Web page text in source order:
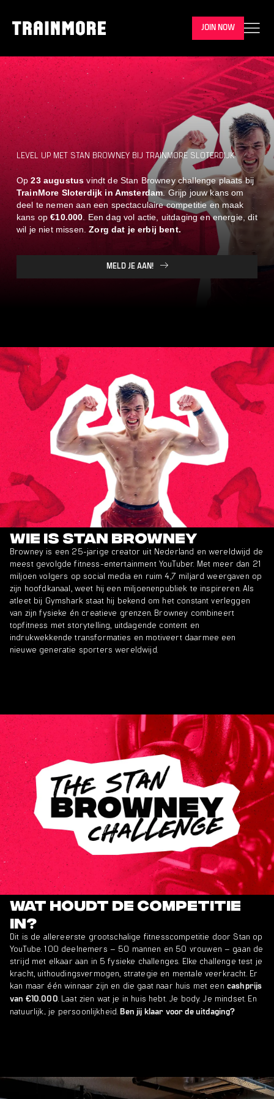
JOIN NOW
LEVEL UP MET STAN BROWNEY BIJ TRAINMORE SLOTERDIJK
Op23 augustus vindt de Stan Browney challenge plaats bij
TrainMore Sloterdijk in Amsterdam . Grijp jouw kans om
deel te nemen aan een spectaculaire competitie en maak
kans op€10.000 . Een dag vol actie, uitdaging en energie, dit
wil je niet missen.Zorg dat je erbij bent.
MELD JE AAN!
Wie is Stan Browney
Browney is een 25-jarige creator uit Nederland en wereldwijd de
meest gevolgde fitness-entertainment YouTuber. Met meer dan 21
miljoen volgers op social media en ruim 4,7 miljard weergaven op
zijn hoofdkanaal, weet hij een miljoenenpubliek te inspireren. Als
atleet bij Gymshark staat hij bekend om het constant verleggen
van zijn fysieke én creatieve grenzen. Browney combineert
topfitness met storytelling, uitdagende content en
indrukwekkende transformaties en motiveert daarmee een
nieuwe generatie sporters wereldwijd.
Wat houdt de competitie
in?
Dit is de allereerste grootschalige fitnesscompetitie door Stan op
YouTube. 100 deelnemers – 50 mannen en 50 vrouwen – gaan de
strijd met elkaar aan in 5 fysieke challenges. Elke challenge test je
kracht, uithoudingsvermogen, strategie en mentale veerkracht. Er
kan maar één winnaar zijn en die gaat naar huis met een cashprijs
van €10.000 . Laat zien wat je in huis hebt. Je body. Je mindset. En
natuurlijk... je persoonlijkheid. Ben jij klaar voor de uitdaging?